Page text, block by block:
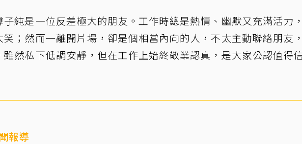
子純是一位反差極大的朋友。工作時總是熱情、幽默又充滿活力
笑；然而一離開片場，卻是個相當內向的人，不太主動聯絡朋友
雖然私下低調安靜，但在工作上始終敬業認真，是大家公認值得
報導